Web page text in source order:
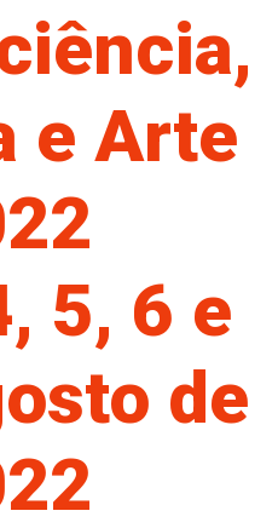
e Arte
5, 6 e
de